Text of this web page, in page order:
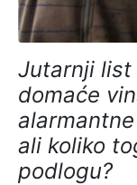
Jutarnji list
domaće
ali koliko
podlogu?